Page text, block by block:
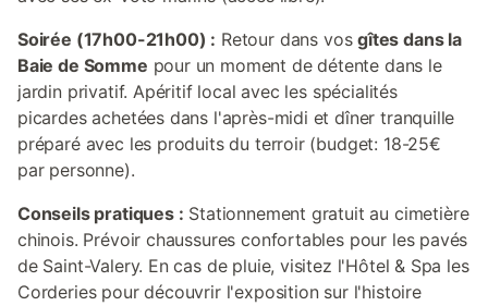
Soirée (17h00-21h00) : Retour dans vosgîtes dans la
Baie de Somme pour un moment de détente dans le
jardin privatif. Apéritif local avec les spécialités
picardes achetées dans l'après-midi et dîner tranquille
préparé avec les produits du terroir (budget: 18-25€
par personne).
Conseils pratiques : Stationnement gratuit au cimetière
chinois. Prévoir chaussures confortables pour les pavés
de Saint-Valery. En cas de pluie, visitez l'Hôtel & Spa les
Corderies pour découvrir l'exposition sur l'histoire